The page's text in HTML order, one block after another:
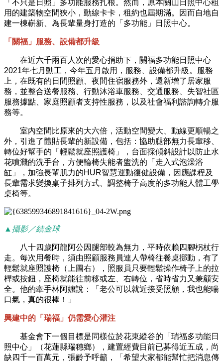
「不只是日照」多功能服務扎根。然而，原本關山日照中心租
用的建築物空間狹小，動線卡卡，租約也屆期滿。因而自地自
建一棟嶄新、為長輩量身打造的「多功能」日照中心。
「關福」服務、設備都升級
在近六千兩百人次的愛心捐助下，關福多功能日照中心
2021年七月動工，今年五月啟用，服務、設備都升級。服務
上，在既有的日間照顧、夜間住宿服務外，還新增了居家服
務，並整合送餐服務、行動沐浴車服務、交通服務、失智社區
服務據點、家庭照顧者支持性服務，以及社會福利諮詢轉介服
務等。
室內空間比原來的大六倍，活動空間變大、動線更順暢之
外，引進了體貼長輩的新設備，包括：協助腿部無力長輩移、
轉位好幫手的「輕鬆就座照護椅」，台面採傾斜設計以防止水
花噴濺的洗手台，方便輪椅失能者盥洗的「走入式泡澡浴
缸」，加強長輩肌力的HUR智慧運動復健設備，因應課程及
長輩需求變換桌子排列方式、調整椅子高度的多功能人體工學
桌椅等。
▲攝影／結金球
八十四歲阿龍阿公因腿部較為無力，平時依賴四腳柺杖行
走。每次用餐時，須由照顧服務員連人帶椅往餐桌挪動，有了
輕鬆就座照護椅（上圖右），照服員只要輕鬆操作椅子上的拉
桿或按鈕，座椅就能往前移或左、右轉位，省時省力又兼顧安
全。他的牽手林阿嬤說：「老公可以就近接受照顧，我也能喘
口氣，真的很棒！」
興建中的「瑞福」仍需愛心灌注
基金會下一個目標是同樣位於花東縱谷的「瑞福多功能日
照中心」（花蓮縣瑞穗鄉），建置經費目前已募得近五成，尚
缺四千一百萬元，張齡予呼籲，「希望大家都能幫忙把消息傳